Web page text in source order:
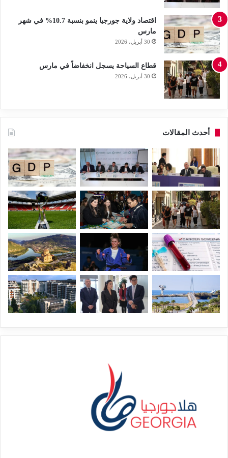
اقتصاد ولاية جورجيا ينمو بنسبة 10.7% في شهر
مارس
30 أبريل، 2026
قطاع السياحة يسجل انخفاضاً في مارس
30 أبريل، 2026
أحدث المقالات